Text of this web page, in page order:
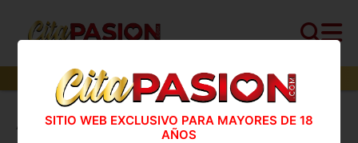
perfiles,8perfiles verificados y5con video
Cita PASION.COM
>Travestis >Alicante>
Alicante capital
SITIO WEB EXCLUSIVO PARA MAYORES DE 18
AÑOS